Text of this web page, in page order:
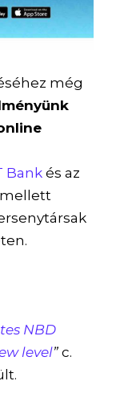
még
Bank és az
mellett
NBD
level” c.